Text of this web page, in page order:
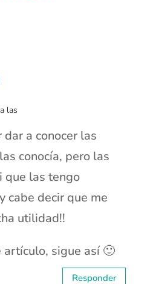
las
dar a conocer las
conocía, pero las
que las tengo
cabe decir que me
utilidad!!
artículo, sigue así 🙂
Responder